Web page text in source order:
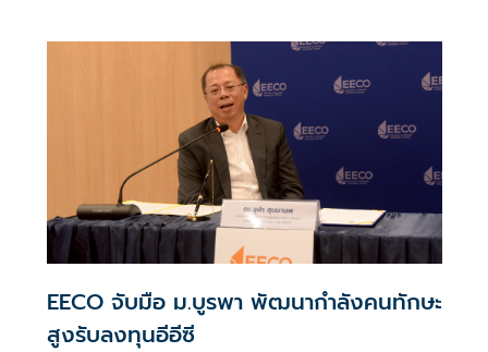
EECO จับมือ ม.บูรพา พัฒนากำลังคนทักษะ
สูงรับลงทุนอีอีซี